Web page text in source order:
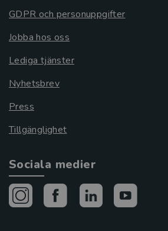
GDPR och personuppgifter
Jobba hos oss
Lediga tjänster
Nyhetsbrev
Press
Tillgänglighet
Sociala medier